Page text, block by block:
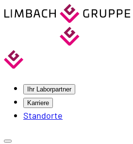
Ihr Laborpartner
Karriere
Standorte